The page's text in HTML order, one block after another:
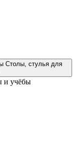
Столы, стулья для